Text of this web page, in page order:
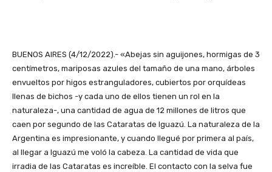
BUENOS AIRES (4/12/2022).- «Abejas sin aguijones, hormigas de 3
centímetros, mariposas azules del tamaño de una mano, árboles
envueltos por higos estranguladores, cubiertos por orquídeas
llenas de bichos -y cada uno de ellos tienen un rol en la
naturaleza-, una cantidad de agua de 12 millones de litros que
caen por segundo de las Cataratas de Iguazú. La naturaleza de la
Argentina es impresionante, y cuando llegué por primera al país,
al llegar a Iguazú me voló la cabeza. La cantidad de vida que
irradia de las Cataratas es increíble. El contacto con la selva fue